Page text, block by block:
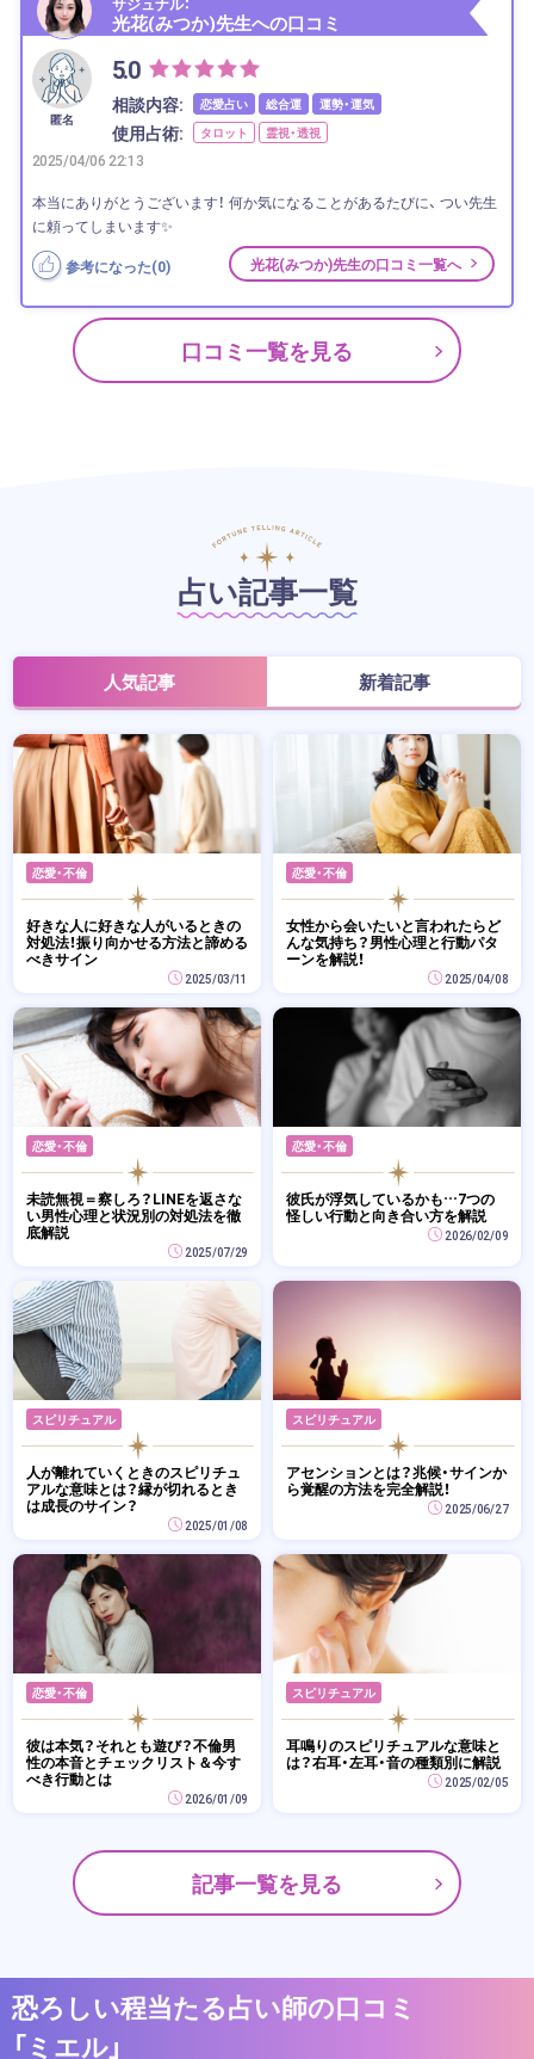
光花(みつか)先生への口コミ
匿名
5.0
相談内容: 恋愛占い 総合運 運勢・運気
使用占術: タロット 霊視・透視
2025/04/06 22:13
本当にありがとうございます！ 何か気になることがあるたびに、 つい先生
に頼ってしまいます✨
参考になった(0) 光花(みつか)先生の口コミ一覧へ
口コミ一覧を見る
占い記事一覧
人気記事 新着記事
恋愛・不倫
好きな人に好きな人がいるときの
対処法！振り向かせる方法と諦める
べきサイン
2025/03/11
恋愛・不倫
女性から会いたいと言われたらど
んな気持ち？男性心理と行動パタ
ーンを解説！
2025/04/08
恋愛・不倫
未読無視＝察しろ？LINEを返さな
い男性心理と状況別の対処法を徹
底解説
2025/07/29
恋愛・不倫
彼氏が浮気しているかも…7つの
怪しい行動と向き合い方を解説
2026/02/09
スピリチュアル
人が離れていくときのスピリチュ
アルな意味とは？縁が切れるとき
は成長のサイン？
2025/01/08
スピリチュアル
アセンションとは？兆候・サインか
ら覚醒の方法を完全解説！
2025/06/27
恋愛・不倫
彼は本気？それとも遊び？不倫男
性の本音とチェックリスト＆今す
べき行動とは
2026/01/09
スピリチュアル
耳鳴りのスピリチュアルな意味と
は？右耳・左耳・音の種類別に解説
2025/02/05
記事一覧を見る
恐ろしい程当たる占い師の口コミ
「ミエル」